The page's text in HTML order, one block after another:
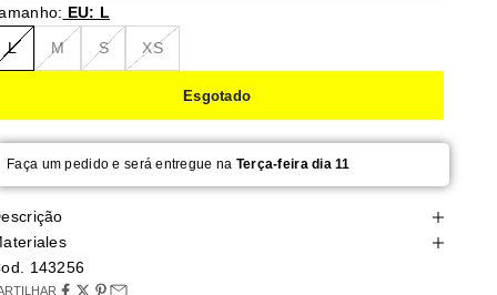
EU: L
L M S XS
Esgotado
Faça um pedido e será entregue na Terça-feira dia 11
143256